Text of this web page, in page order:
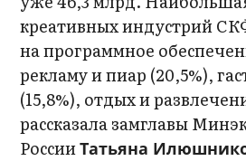
креативных индустрий
на программное
рекламу и пиар (20,5%),
(15,8%), отдых и
рассказала замглавы
РоссииТатьяна